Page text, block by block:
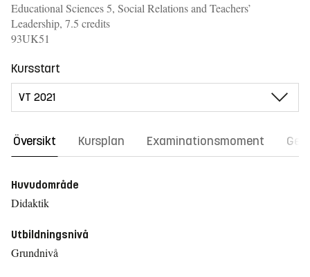
Educational Sciences 5, Social Relations and Teachers’
Leadership, 7.5 credits
93UK51
Kursstart
Översikt Kursplan Examinationsmoment
Huvudområde
Didaktik
Utbildningsnivå
Grundnivå